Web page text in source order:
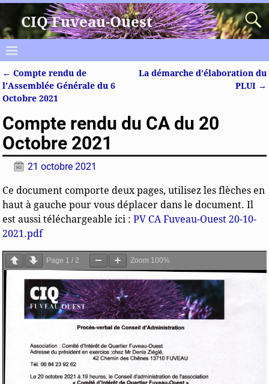
CIQ Fuveau-Ouest
Navigation des articles
← Compte rendu de
l’Assemblée Générale du 6
Octobre 2021
La démarche d’élaboration du
PLUI →
Compte rendu du CA du 20
Octobre 2021
21 octobre 2021
Ce document comporte deux pages, utilisez les flèches en
haut à gauche pour vous déplacer dans le document. Il
est aussi téléchargeable ici :PV CA Fuveau-Ouest 20-10-
2021.pdf
Page 1 /2 Zoom 100%